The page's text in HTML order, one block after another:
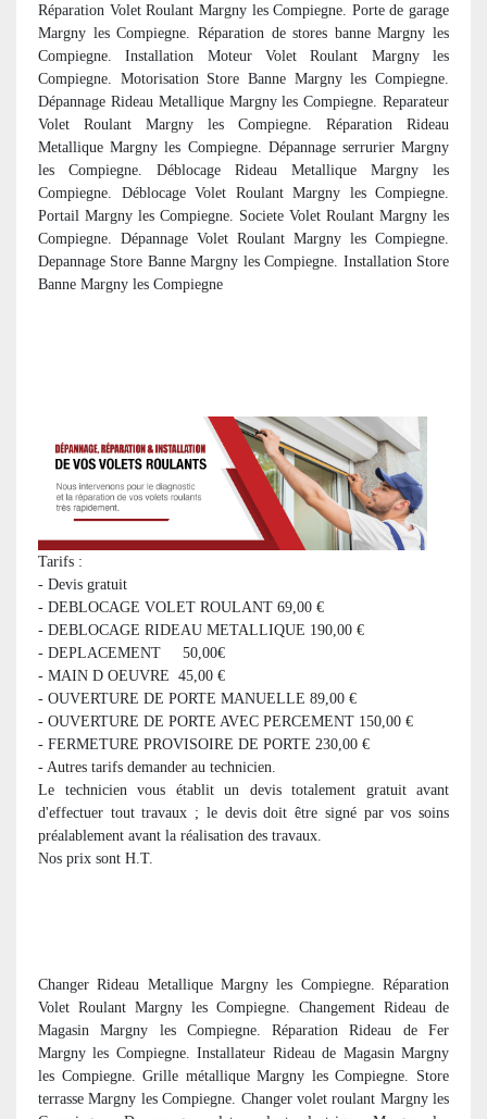
Réparation Volet Roulant Margny les Compiegne. Porte de garage
Margny les Compiegne. Réparation de stores banne Margny les
Compiegne. Installation Moteur Volet Roulant Margny les
Compiegne. Motorisation Store Banne Margny les Compiegne.
Dépannage Rideau Metallique Margny les Compiegne. Reparateur
Volet Roulant Margny les Compiegne. Réparation Rideau
Metallique Margny les Compiegne. Dépannage serrurier Margny
les Compiegne. Déblocage Rideau Metallique Margny les
Compiegne. Déblocage Volet Roulant Margny les Compiegne.
Portail Margny les Compiegne. Societe Volet Roulant Margny les
Compiegne. Dépannage Volet Roulant Margny les Compiegne.
Depannage Store Banne Margny les Compiegne. Installation Store
Banne Margny les Compiegne
Tarifs :
- Devis gratuit
- DEBLOCAGE VOLET ROULANT 69,00 €
- DEBLOCAGE RIDEAU METALLIQUE 190,00 €
- DEPLACEMENT 50,00€
- MAIN D OEUVRE 45,00 €
- OUVERTURE DE PORTE MANUELLE 89,00 €
- OUVERTURE DE PORTE AVEC PERCEMENT 150,00 €
- FERMETURE PROVISOIRE DE PORTE 230,00 €
- Autres tarifs demander au technicien.
Le technicien vous établit un devis totalement gratuit avant
d'effectuer tout travaux ; le devis doit être signé par vos soins
préalablement avant la réalisation des travaux.
Nos prix sont H.T.
Changer Rideau Metallique Margny les Compiegne. Réparation
Volet Roulant Margny les Compiegne. Changement Rideau de
Magasin Margny les Compiegne. Réparation Rideau de Fer
Margny les Compiegne. Installateur Rideau de Magasin Margny
les Compiegne. Grille métallique Margny les Compiegne. Store
terrasse Margny les Compiegne. Changer volet roulant Margny les